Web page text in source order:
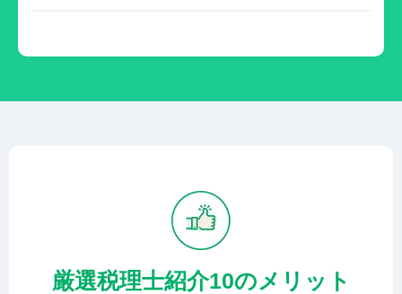
厳選税理士紹介10のメリット